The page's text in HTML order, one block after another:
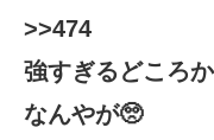
>>474
強すぎるどころ
なんやが🥺